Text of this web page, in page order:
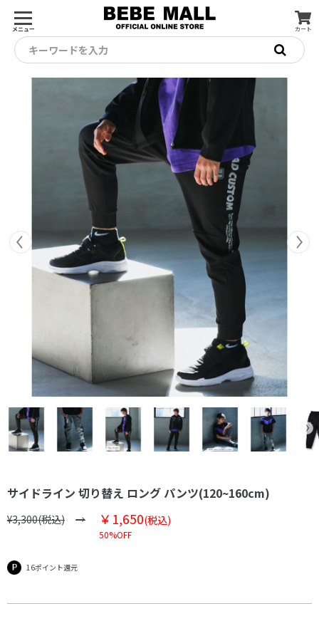
メニュー カート
キーワードを入力
サイドライン 切り替え ロング パンツ(120~160cm)
¥3,300(税込) ￥1,650(税込)
50%OFF
16ポイント還元